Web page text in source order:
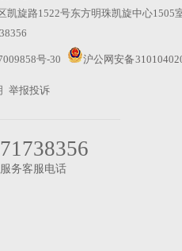
凯旋路1522号东方明珠凯旋中心1505
号-30 沪公网安备
举报投诉
务客服电话